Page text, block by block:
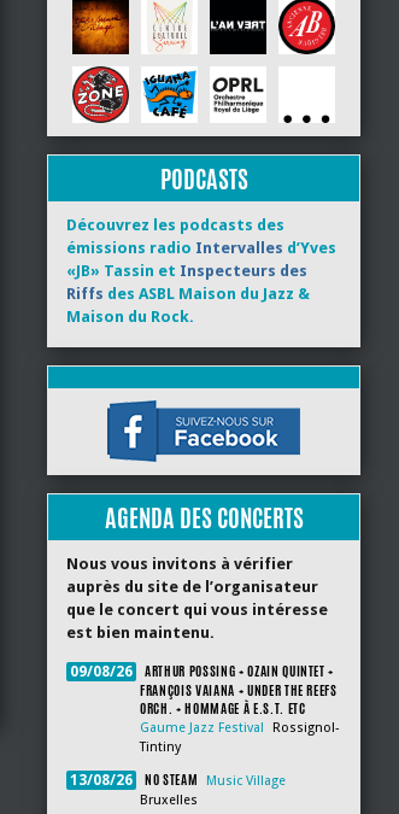
PODCASTS
Découvrez les podcasts des
émissions radio Intervalles d’Yves
«JB» Tassin et Inspecteurs des
Riffs des ASBL Maison du Jazz &
Maison du Rock.
AGENDA DES CONCERTS
Nous vous invitons à vérifier
auprès du site de l’organisateur
que le concert qui vous intéresse
est bien maintenu.
09/08/26
ARTHUR POSSING + OZAIN QUINTET +
FRANÇOIS VAIANA + UNDER THE REEFS
ORCH. + HOMMAGE À E.S.T. ETC
Gaume Jazz Festival
Rossignol-
Tintiny
13/08/26 NO STEAM
Music Village
Bruxelles